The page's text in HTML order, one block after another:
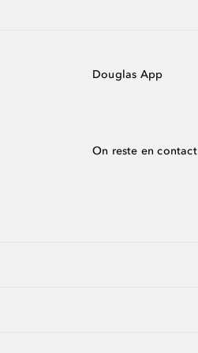
Douglas App
On reste en contact